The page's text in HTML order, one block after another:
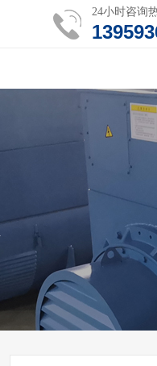
24小时咨询